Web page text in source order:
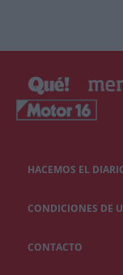
HACEMOS EL
CONDICIONES DE
CONTACTO